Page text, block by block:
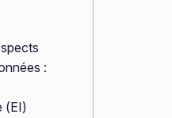
:
(EI)